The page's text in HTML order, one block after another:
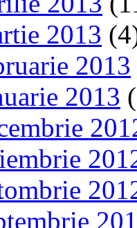
2013
2013
2013